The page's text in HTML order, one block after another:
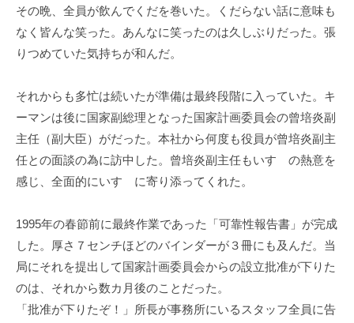
その晩、全員が飲んでくだを巻いた。くだらない話に意味も
なく皆んな笑った。あんなに笑ったのは久しぶりだった。張
りつめていた気持ちが和んだ。
それからも多忙は続いたが準備は最終段階に入っていた。キ
ーマンは後に国家副総理となった国家計画委員会の曾培炎副
主任（副大臣）がだった。本社から何度も役員が曾培炎副主
任との面談の為に訪中した。曾培炎副主任もいすゞの熱意を
感じ、全面的にいすゞに寄り添ってくれた。
1995年の春節前に最終作業であった「可靠性報告書」が完成
した。厚さ７センチほどのバインダーが３冊にも及んだ。当
局にそれを提出して国家計画委員会からの設立批准が下りた
のは、それから数カ月後のことだった。
「批准が下りたぞ！」所長が事務所にいるスタッフ全員に告